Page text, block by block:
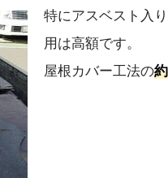
特にアスベスト入
用は高額です。
屋根カバー工法の